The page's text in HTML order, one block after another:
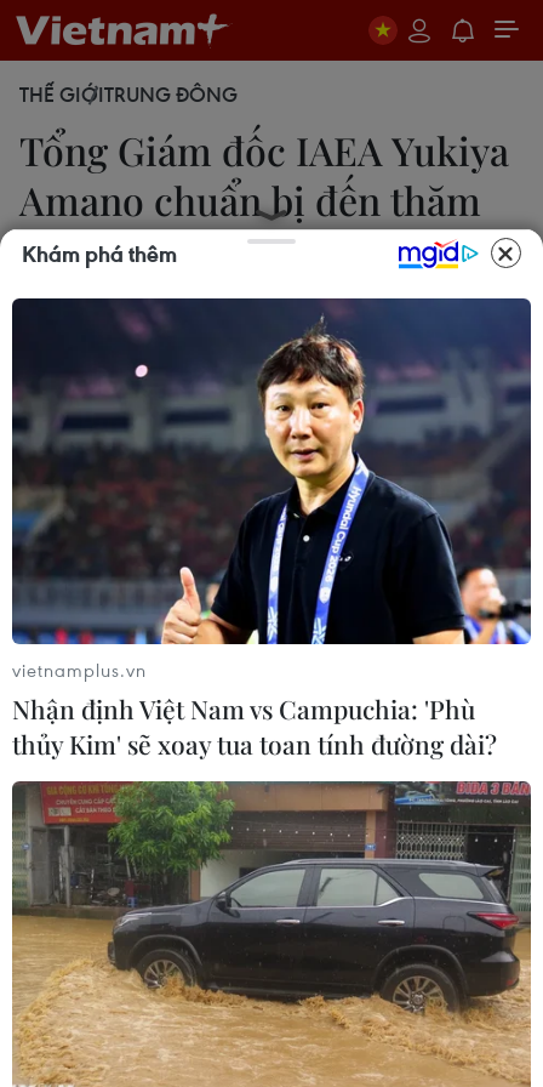
THẾ GIỚITRUNG ĐÔNG
Tổng Giám đốc IAEA Yukiya
Amano chuẩn bị đến thăm
Iran
16/12/2016 23:06
Tổng Giám đốc cơ quan IAEA Yukiya Amano sẽ
đến Iran ngày 18/12 để thảo luận về việc Tehran
thực thi các thỏa thuận với Nhóm P5+1 (gồm Mỹ,
Anh, Pháp, Nga, Trung Quốc và Đức).
Tổng Giám đốc IAEA Yukiya Amano. (Ảnh: THX/TTXVN)
Ngày 16/12, Cơ quan Năng lượng Nguyên tử
Quốc tế (IAEA) thông báo Tổng Giám đốc cơ
quan này Yukiya Amano sẽ đến Iran vào ngày
18/12 để thảo luận về việc Tehran thực thi các
thỏa thuận với Nhóm P5+1 (gồm Mỹ, Anh, Pháp,
Khám phá thêm
vietnamplus.vn
Nhận định Việt Nam vs Campuchia: 'Phù
thủy Kim' sẽ xoay tua toan tính đường dài?